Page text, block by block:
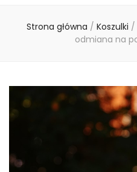
Strona główna / Koszulki /
odmiana na